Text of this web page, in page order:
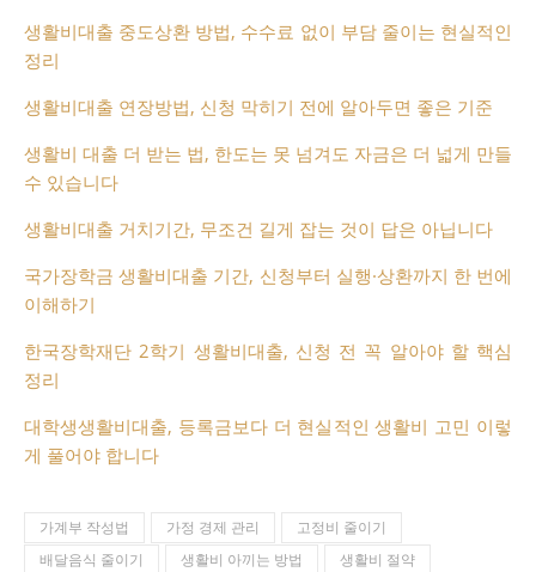
생활비대출 중도상환 방법, 수수료 없이 부담 줄이는 현실적인
정리
생활비대출 연장방법, 신청 막히기 전에 알아두면 좋은 기준
생활비 대출 더 받는 법, 한도는 못 넘겨도 자금은 더 넓게 만들
수 있습니다
생활비대출 거치기간, 무조건 길게 잡는 것이 답은 아닙니다
국가장학금 생활비대출 기간, 신청부터 실행·상환까지 한 번에
이해하기
한국장학재단 2학기 생활비대출, 신청 전 꼭 알아야 할 핵심
정리
대학생생활비대출, 등록금보다 더 현실적인 생활비 고민 이렇
게 풀어야 합니다
가계부 작성법 가정 경제 관리
고정비 줄이기
배달음식 줄이기
생활비 아끼는 방법
생활비 절약